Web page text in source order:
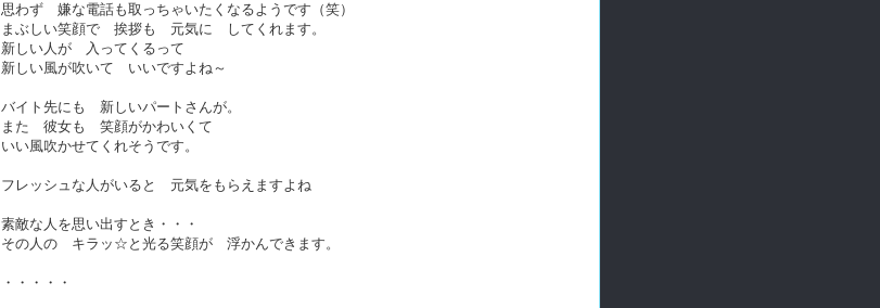
思わず 嫌な電話も取っちゃいたくなるようです（笑）
まぶしい笑顔で 挨拶も 元気に してくれます。
新しい人が 入ってくるって
新しい風が吹いて いいですよね～
バイト先にも 新しいパートさんが。
また 彼女も 笑顔がかわいくて
いい風吹かせてくれそうです。
フレッシュな人がいると 元気をもらえますよね
素敵な人を思い出すとき・・・
その人の キラッ☆と光る笑顔が 浮かんできます。
・・・・・